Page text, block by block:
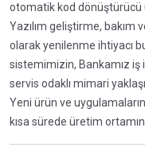
otomatik kod dönüştürücü
Yazılım geliştirme,
olarak yenilenme ihtiyacı
sistemimizin, Bankamız iş
servis odaklı mimari
Yeni ürün ve
kısa sürede üretim